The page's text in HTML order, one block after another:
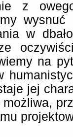
z
w
na
jej
możliwa,